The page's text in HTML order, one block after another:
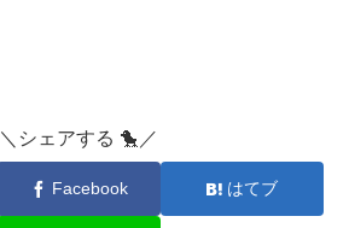
＼シェアする 🐤／
Facebook はてブ